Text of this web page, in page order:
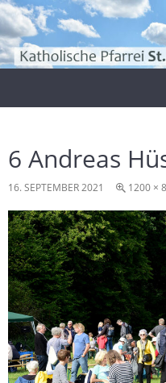
Zum
Inhalt
springen
6 Andreas
16. SEPTEMBER 2021 1200 ×